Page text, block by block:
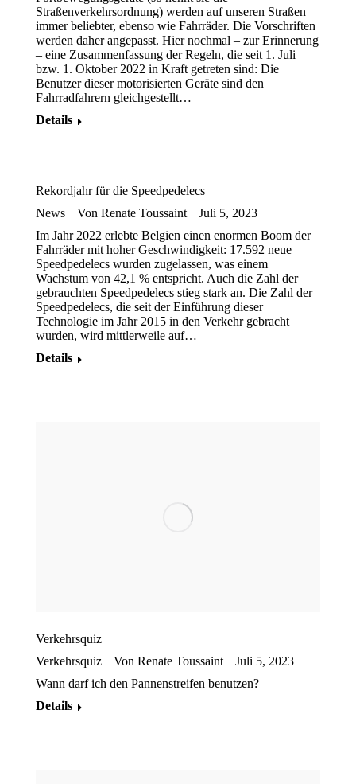
Straßenverkehrsordnung) werden auf unseren Straßen
immer beliebter, ebenso wie Fahrräder. Die Vorschriften
werden daher angepasst. Hier nochmal – zur Erinnerung
– eine Zusammenfassung der Regeln, die seit 1. Juli
bzw. 1. Oktober 2022 in Kraft getreten sind: Die
Benutzer dieser motorisierten Geräte sind den
Fahrradfahrern gleichgestellt…
Details
Rekordjahr für die Speedpedelecs
News
Von Renate Toussaint
Juli 5, 2023
Im Jahr 2022 erlebte Belgien einen enormen Boom der
Fahrräder mit hoher Geschwindigkeit: 17.592 neue
Speedpedelecs wurden zugelassen, was einem
Wachstum von 42,1 % entspricht. Auch die Zahl der
gebrauchten Speedpedelecs stieg stark an. Die Zahl der
Speedpedelecs, die seit der Einführung dieser
Technologie im Jahr 2015 in den Verkehr gebracht
wurden, wird mittlerweile auf…
Details
Verkehrsquiz
Verkehrsquiz
Von Renate Toussaint
Juli 5, 2023
Wann darf ich den Pannenstreifen benutzen?
Details